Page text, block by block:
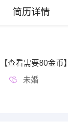
简历详情
【查看需要80金币】
未婚